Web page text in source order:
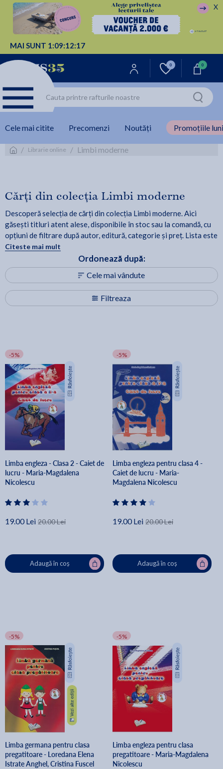
MAI SUNT 1:09:12:16
X
0 0
Cele mai citite Precomenzi Noutăți Promoțiile
/ Librarie online / Limbi moderne
Cărți din colecția Limbi moderne
Descoperă selecția de cărți din colecția Limbi moderne. Aici
găsești titluri atent alese, disponibile în stoc sau la comandă, cu
opțiuni de filtrare după autor, editură, categorie și preț. Lista este
actualizată periodic, astfel încât să poți reveni oricând pentru noi
apariții și recomandări.
Citeste mai mult
Filtreaza
Ordonează după:
Cele mai vândute
-5%
Limba engleza - Clasa 2 - Caiet de
lucru - Maria-Magdalena
Nicolescu
19.00 Lei 20.00 Lei
Adaugă în coș
-5%
Limba engleza pentru clasa 4 -
Caiet de lucru - Maria-
Magdalena Nicolescu
19.00 Lei 20.00 Lei
Adaugă în coș
-5%
Limba germana pentru clasa
pregatitoare - Loredana Elena
Istrate Anghel, Cristina Fuscel
-5%
Limba engleza pentru clasa
pregatitoare - Maria-Magdalena
Nicolescu